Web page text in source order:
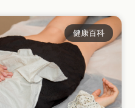
健康百科